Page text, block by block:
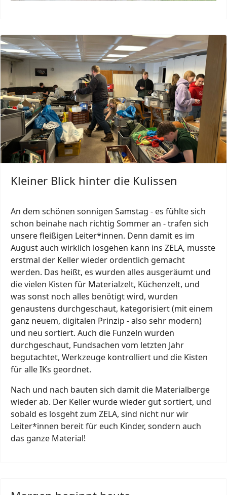
Kleiner Blick hinter die Kulissen
An dem schönen sonnigen Samstag - es fühlte sich
schon beinahe nach richtig Sommer an - trafen sich
unsere fleißigen Leiter*innen. Denn damit es im
August auch wirklich losgehen kann ins ZELA, musste
erstmal der Keller wieder ordentlich gemacht
werden. Das heißt, es wurden alles ausgeräumt und
die vielen Kisten für Materialzelt, Küchenzelt, und
was sonst noch alles benötigt wird, wurden
genaustens durchgeschaut, kategorisiert (mit einem
ganz neuem, digitalen Prinzip - also sehr modern)
und neu sortiert. Auch die Funzeln wurden
durchgeschaut, Fundsachen vom letzten Jahr
begutachtet, Werkzeuge kontrolliert und die Kisten
für alle IKs geordnet.
Nach und nach bauten sich damit die Materialberge
wieder ab. Der Keller wurde wieder gut sortiert, und
sobald es losgeht zum ZELA, sind nicht nur wir
Leiter*innen bereit für euch Kinder, sondern auch
das ganze Material!